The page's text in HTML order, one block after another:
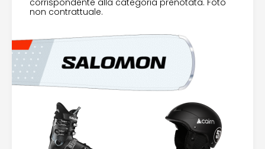
corrispondente alla categoria prenotata. Foto
non contrattuale.